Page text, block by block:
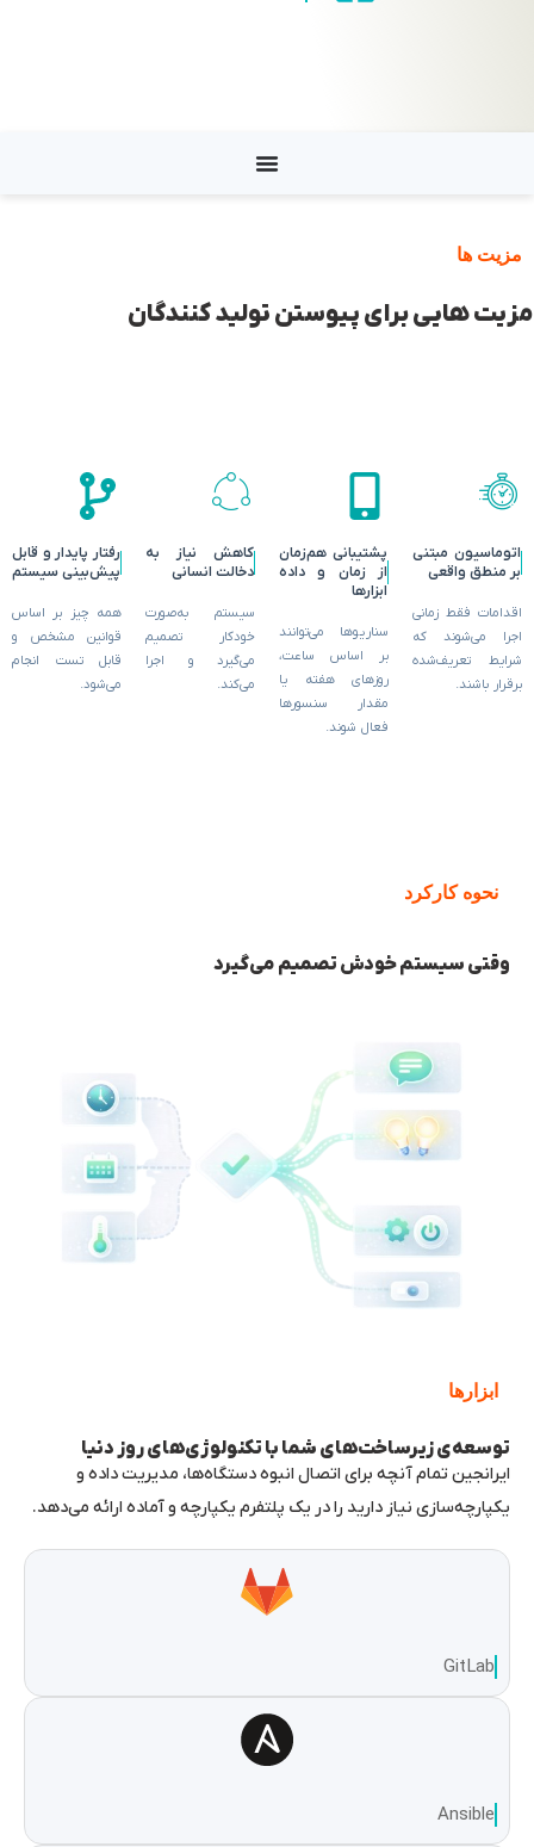
مزیت ها
مزیت هایی برای پیوستن تولید کنندگان
اتوماسیون مبتنی
بر منطق واقعی
اقدامات فقط زمانی
اجرا می‌شوند که
شرایط تعریف‌شده
برقرار باشند.
پشتیبانی هم‌زمان
از زمان و داده
ابزارها
سناریوها می‌توانند
بر اساس ساعت،
روزهای هفته یا
مقدار سنسورها
فعال شوند.
کاهش نیاز به
دخالت انسانی
سیستم به‌صورت
خودکار تصمیم
می‌گیرد و اجرا
می‌کند.
رفتار پایدار و قابل
پیش‌بینی سیستم
همه چیز بر اساس
قوانین مشخص و
قابل تست انجام
می‌شود.
نحوه کارکرد
وقتی سیستم خودش تصمیم می‌گیرد
ابزارها
توسعه‌ی زیرساخت‌های شما با تکنولوژی‌های روز دنیا
ایرانجین تمام آنچه برای اتصال انبوه دستگاه‌ها، مدیریت داده و
یکپارچه‌سازی نیاز دارید را در یک پلتفرم یکپارچه و آماده ارائه می‌دهد.
GitLab
Ansible